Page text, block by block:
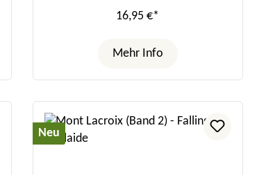
16,95 €*
Mehr Info
Neu